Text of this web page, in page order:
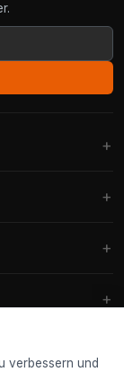
verbessern und